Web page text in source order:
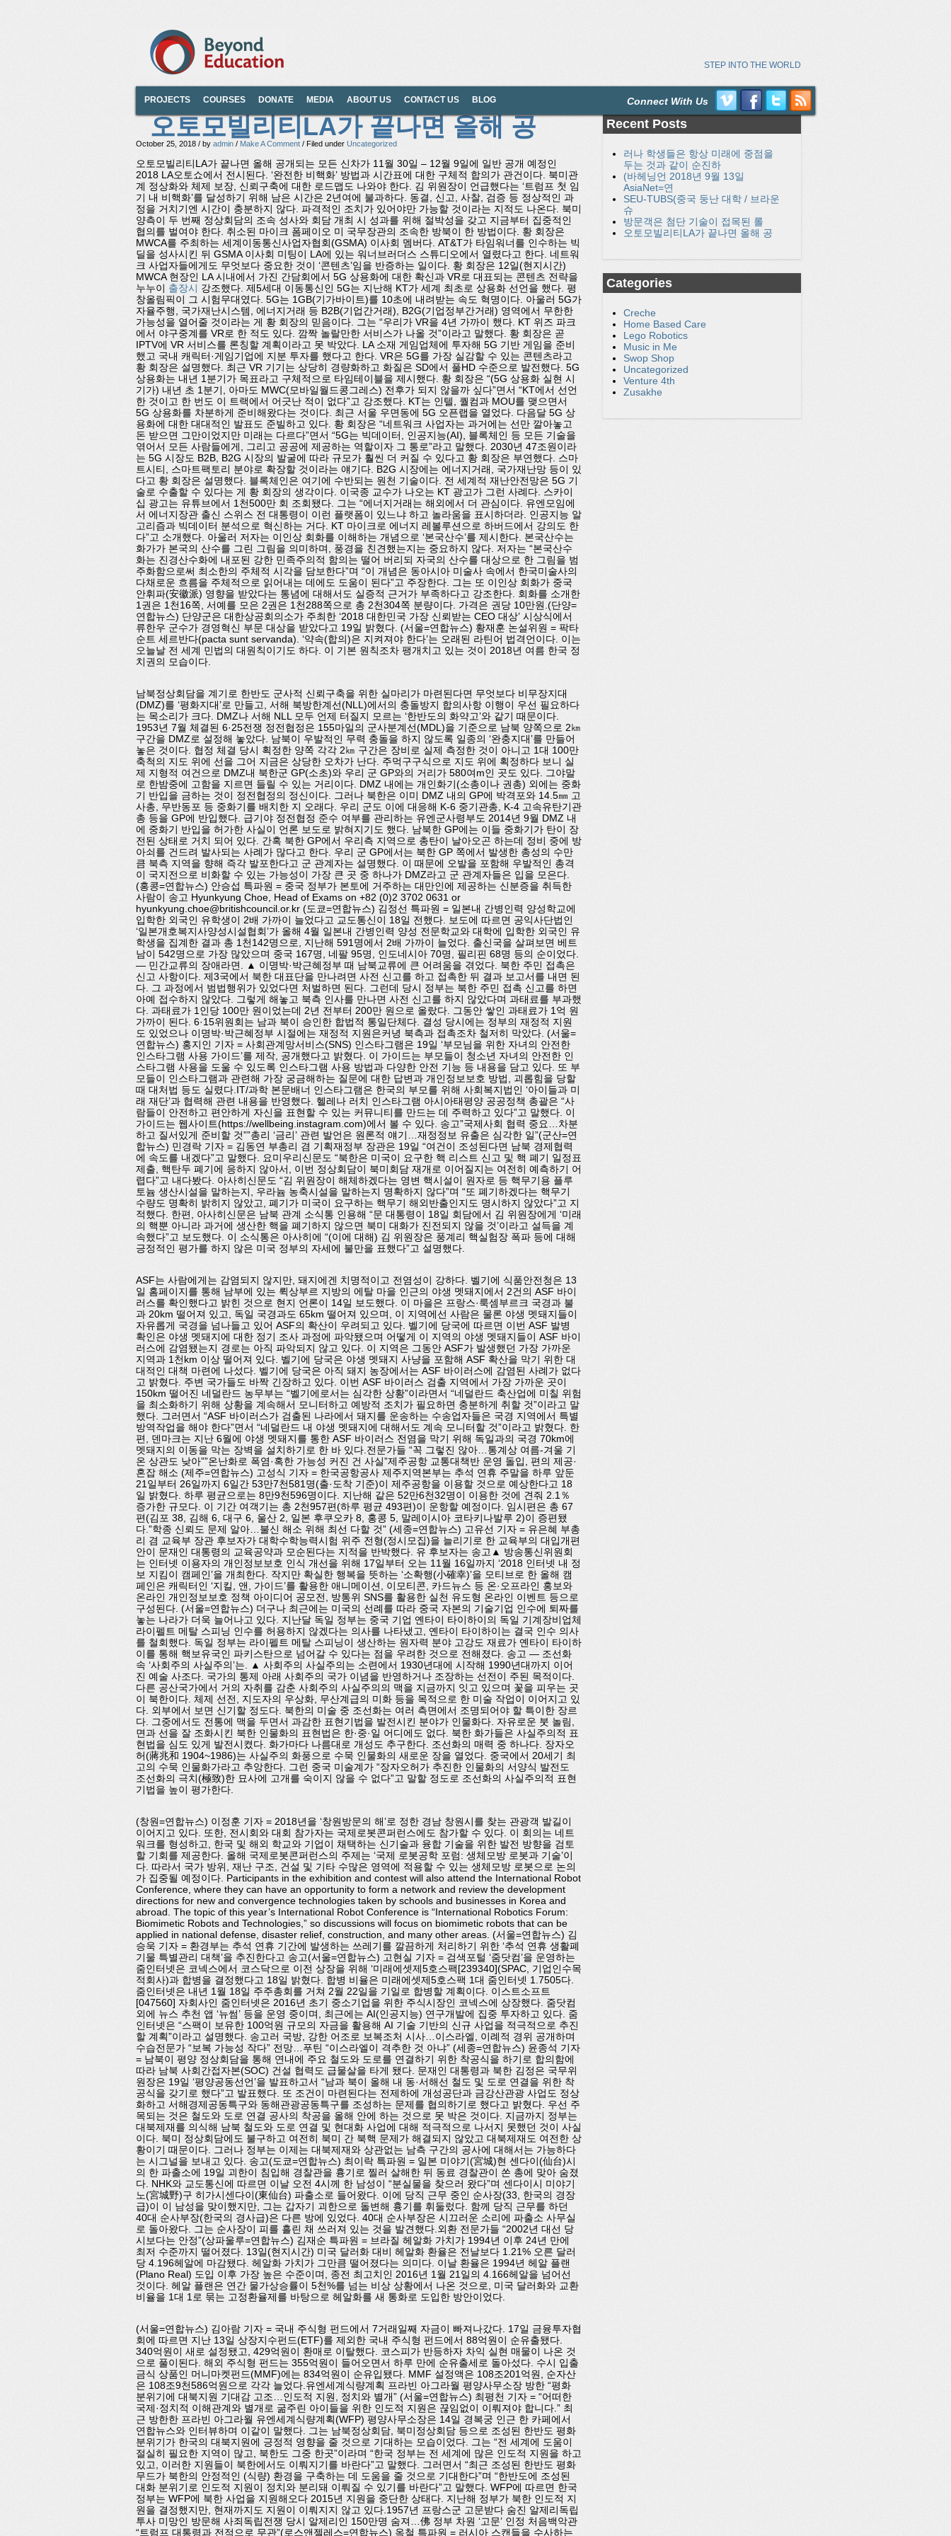
STEP INTO THE WORLD
PROJECTS COURSES DONATE MEDIA ABOUT US CONTACT US BLOG Connect With Us
오토모빌리티LA가 끝나면 올해 공
October 25, 2018 / by admin / Make A Comment / Filed under Uncategorized
오토모빌리티LA가 끝나면 올해 공개되는 모든 신차가 11월 30일 – 12월 9일에 일반 공개 예정인
2018 LA오토쇼에서 전시된다. ‘완전한 비핵화’ 방법과 시간표에 대한 구체적 합의가 관건이다. 북미관
계 정상화와 체제 보장, 신뢰구축에 대한 로드맵도 나와야 한다. 김 위원장이 언급했다는 ‘트럼프 첫 임
기 내 비핵화’를 달성하기 위해 남은 시간은 2년여에 불과하다. 동결, 신고, 사찰, 검증 등 정상적인 과
정을 거치기엔 시간이 충분하지 않다. 파격적인 조치가 있어야만 가능할 것이라는 지적도 나온다. 북미
양측이 두 번째 정상회담의 조속 성사와 회담 개최 시 성과를 위해 절박성을 갖고 지금부터 집중적인
협의를 벌여야 한다. 취소된 마이크 폼페이오 미 국무장관의 조속한 방북이 한 방법이다. 황 회장은
MWCA를 주최하는 세계이동통신사업자협회(GSMA) 이사회 멤버다. AT&T가 타임워너를 인수하는 빅
딜을 성사시킨 뒤 GSMA 이사회 미팅이 LA에 있는 워너브러더스 스튜디오에서 열렸다고 한다. 네트워
크 사업자들에게도 무엇보다 중요한 것이 ‘콘텐츠’임을 반증하는 일이다. 황 회장은 12일(현지시간)
MWCA 현장인 LA 시내에서 가진 간담회에서 5G 상용화에 대한 확신과 VR로 대표되는 콘텐츠 전략을
누누이 출장시 강조했다. 제5세대 이동통신인 5G는 지난해 KT가 세계 최초로 상용화 선언을 했다. 평
창올림픽이 그 시험무대였다. 5G는 1GB(기가바이트)를 10초에 내려받는 속도 혁명이다. 아울러 5G가
자율주행, 국가재난시스템, 에너지거래 등 B2B(기업간거래), B2G(기업정부간거래) 영역에서 무한한
가능성을 열어줄 것이라는 게 황 회장의 믿음이다. 그는 “우리가 VR을 4년 가까이 했다. KT 위즈 파크
에서 야구중계를 VR로 한 적도 있다. 깜짝 놀랄만한 서비스가 나올 것”이라고 말했다. 황 회장은 곧
IPTV에 VR 서비스를 론칭할 계획이라고 못 박았다. LA 소재 게임업체에 투자해 5G 기반 게임을 준비
했고 국내 캐릭터·게임기업에 지분 투자를 했다고 한다. VR은 5G를 가장 실감할 수 있는 콘텐츠라고
황 회장은 설명했다. 최근 VR 기기는 상당히 경량화하고 화질은 SD에서 풀HD 수준으로 발전했다. 5G
상용화는 내년 1분기가 목표라고 구체적으로 타임테이블을 제시했다. 황 회장은 “(5G 상용화 실현 시
기가) 내년 초 1분기, 아마도 MWC(모바일월드콩그레스) 전후가 되지 않을까 싶다”면서 “KT에서 선언
한 것이고 한 번도 이 트랙에서 어긋난 적이 없다”고 강조했다. KT는 인텔, 퀄컴과 MOU를 맺으면서
5G 상용화를 차분하게 준비해왔다는 것이다. 최근 서울 우면동에 5G 오픈랩을 열었다. 다음달 5G 상
용화에 대한 대대적인 발표도 준빌하고 있다. 황 회장은 “네트워크 사업자는 과거에는 선만 깔아놓고
돈 받으면 그만이었지만 미래는 다르다”면서 “5G는 빅데이터, 인공지능(AI), 블록체인 등 모든 기술을
엮어서 모든 사람들에게, 그리고 공공에 제공하는 역할이자 그 통로”라고 말했다. 2030년 47조원이라
는 5G 시장도 B2B, B2G 시장의 발굴에 따라 규모가 훨씬 더 커질 수 있다고 황 회장은 부연했다. 스마
트시티, 스마트팩토리 분야로 확장할 것이라는 얘기다. B2G 시장에는 에너지거래, 국가재난망 등이 있
다고 황 회장은 설명했다. 블록체인은 여기에 수반되는 원천 기술이다. 전 세계적 재난안전망은 5G 기
술로 수출할 수 있다는 게 황 회장의 생각이다. 이국종 교수가 나오는 KT 광고가 그런 사례다. 스카이
십 광고는 유튜브에서 1천500만 회 조회됐다. 그는 “에너지거래는 해외에서 더 관심이다. 유엔모임에
서 에너지장관 출신 스위스 전 대통령이 이런 플랫폼이 있느냐 하고 놀라움을 표시하더라. 인공지능 알
고리즘과 빅데이터 분석으로 혁신하는 거다. KT 마이크로 에너지 레볼루션으로 하버드에서 강의도 한
다”고 소개했다. 아울러 저자는 이인상 회화를 이해하는 개념으로 ‘본국산수’를 제시한다. 본국산수는
화가가 본국의 산수를 그린 그림을 의미하며, 풍경을 친견했는지는 중요하지 않다. 저자는 “본국산수
화는 진경산수화에 내포된 강한 민족주의적 함의는 떨어 버리되 자국의 산수를 대상으로 한 그림을 범
주화함으로써 최소한의 주체적 시각을 담보한다”며 “이 개념은 동아시아 미술사 속에서 한국미술사의
다채로운 흐름을 주체적으로 읽어내는 데에도 도움이 된다”고 주장한다. 그는 또 이인상 회화가 중국
안휘파(安徽派) 영향을 받았다는 통념에 대해서도 실증적 근거가 부족하다고 강조한다. 회화를 소개한
1권은 1천16쪽, 서예를 모은 2권은 1천288쪽으로 총 2천304쪽 분량이다. 가격은 권당 10만원.(단양=
연합뉴스) 단양군은 대한상공회의소가 주최한 ‘2018 대한민국 가장 신뢰받는 CEO 대상’ 시상식에서
류한우 군수가 경영혁신 부문 대상을 받았다고 19일 밝혔다. (서울=연합뉴스) 황재훈 논설위원 = 팍타
순트 세르반다(pacta sunt servanda). ‘약속(합의)은 지켜져야 한다’는 오래된 라틴어 법격언이다. 이는
오늘날 전 세계 민법의 대원칙이기도 하다. 이 기본 원칙조차 팽개치고 있는 것이 2018년 여름 한국 정
치권의 모습이다.
남북정상회담을 계기로 한반도 군사적 신뢰구축을 위한 실마리가 마련된다면 무엇보다 비무장지대
(DMZ)를 ‘평화지대’로 만들고, 서해 북방한계선(NLL)에서의 충돌방지 합의사항 이행이 우선 필요하다
는 목소리가 크다. DMZ나 서해 NLL 모두 언제 터질지 모르는 ‘한반도의 화약고’와 같기 때문이다.
1953년 7월 체결된 6·25전쟁 정전협정은 155마일의 군사분계선(MDL)을 기준으로 남북 양쪽으로 2㎞
구간을 DMZ로 설정해 놓았다. 남북이 우발적인 무력 충돌을 하지 않도록 일종의 ‘완충지대’를 만들어
놓은 것이다. 협정 체결 당시 획정한 양쪽 각각 2㎞ 구간은 장비로 실제 측정한 것이 아니고 1대 100만
축척의 지도 위에 선을 그어 지금은 상당한 오차가 난다. 주먹구구식으로 지도 위에 획정하다 보니 실
제 지형적 여건으로 DMZ내 북한군 GP(소초)와 우리 군 GP와의 거리가 580여m인 곳도 있다. 그야말
로 한밤중에 고함을 지르면 들릴 수 있는 거리이다. DMZ 내에는 개인화기(소총이나 권총) 외에는 중화
기 반입을 금하는 것이 정전협정의 정신이다. 그러나 북한은 이미 DMZ 내의 GP에 박격포와 14.5㎜ 고
사총, 무반동포 등 중화기를 배치한 지 오래다. 우리 군도 이에 대응해 K-6 중기관총, K-4 고속유탄기관
총 등을 GP에 반입했다. 급기야 정전협정 준수 여부를 관리하는 유엔군사령부도 2014년 9월 DMZ 내
에 중화기 반입을 허가한 사실이 언론 보도로 밝혀지기도 했다. 남북한 GP에는 이들 중화기가 탄이 장
전된 상태로 거치 되어 있다. 간혹 북한 GP에서 우리측 지역으로 총탄이 날아오곤 하는데 정비 중에 방
아쇠를 건드려 발사되는 사례가 많다고 한다. 우리 군 GP에서는 북한 GP 쪽에서 발생한 총성의 수만
큼 북측 지역을 향해 즉각 발포한다고 군 관계자는 설명했다. 이 때문에 오발을 포함해 우발적인 총격
이 국지전으로 비화할 수 있는 가능성이 가장 큰 곳 중 하나가 DMZ라고 군 관계자들은 입을 모은다.
(홍콩=연합뉴스) 안승섭 특파원 = 중국 정부가 본토에 거주하는 대만인에 제공하는 신분증을 취득한
사람이 송고 Hyunkyung Choe, Head of Exams on +82 (0)2 3702 0631 or
hyunkyung.choe@britishcouncil.or.kr (도쿄=연합뉴스) 김정선 특파원 = 일본내 간병인력 양성학교에
입학한 외국인 유학생이 2배 가까이 늘었다고 교도통신이 18일 전했다. 보도에 따르면 공익사단법인
‘일본개호복지사양성시설협회’가 올해 4월 일본내 간병인력 양성 전문학교와 대학에 입학한 외국인 유
학생을 집계한 결과 총 1천142명으로, 지난해 591명에서 2배 가까이 늘었다. 출신국을 살펴보면 베트
남이 542명으로 가장 많았으며 중국 167명, 네팔 95명, 인도네시아 70명, 필리핀 68명 등의 순이었다.
— 민간교류의 장애라면. ▲ 이명박·박근혜정부 때 남북교류에 큰 어려움을 겪었다. 북한 주민 접촉은
신고 사항이다. 제3국에서 북한 대표단을 만나려면 사전 신고를 하고 접촉한 뒤 결과 보고서를 내면 된
다. 그 과정에서 범법행위가 있었다면 처벌하면 된다. 그런데 당시 정부는 북한 주민 접촉 신고를 하면
아예 접수하지 않았다. 그렇게 해놓고 북측 인사를 만나면 사전 신고를 하지 않았다며 과태료를 부과했
다. 과태료가 1인당 100만 원이었는데 2년 전부터 200만 원으로 올랐다. 그동안 쌓인 과태료가 1억 원
가까이 된다. 6·15위원회는 남과 북이 승인한 합법적 통일단체다. 결성 당시에는 정부의 재정적 지원
도 있었으나 이명박·박근혜정부 시절에는 재정적 지원은커녕 북측과 접촉조차 철저히 막았다. (서울=
연합뉴스) 홍지인 기자 = 사회관계망서비스(SNS) 인스타그램은 19일 ‘부모님을 위한 자녀의 안전한
인스타그램 사용 가이드’를 제작, 공개했다고 밝혔다. 이 가이드는 부모들이 청소년 자녀의 안전한 인
스타그램 사용을 도울 수 있도록 인스타그램 사용 방법과 다양한 안전 기능 등 내용을 담고 있다. 또 부
모들이 인스타그램과 관련해 가장 궁금해하는 질문에 대한 답변과 개인정보보호 방법, 괴롭힘을 당할
때 대처법 등도 실렸다.IT/과학 본문배너 인스타그램은 한국의 부모를 위해 사회복지법인 ‘아이들과 미
래 재단’과 협력해 관련 내용을 반영했다. 헬레나 러치 인스타그램 아시아태평양 공공정책 총괄은 “사
람들이 안전하고 편안하게 자신을 표현할 수 있는 커뮤니티를 만드는 데 주력하고 있다”고 말했다. 이
가이드는 웹사이트(https://wellbeing.instagram.com)에서 볼 수 있다. 송고”국제사회 협력 중요…차분
하고 질서있게 준비할 것””총리 ‘금리’ 관련 발언은 원론적 얘기…재정정보 유출은 심각한 일”(군산=연
합뉴스) 민경락 기자 = 김동연 부총리 겸 기획재정부 장관은 19일 “여건이 조성된다면 남북 경제협력
에 속도를 내겠다”고 말했다. 요미우리신문도 “북한은 미국이 요구한 핵 리스트 신고 및 핵 폐기 일정표
제출, 핵탄두 폐기에 응하지 않아서, 이번 정상회담이 북미회담 재개로 이어질지는 여전히 예측하기 어
렵다”고 내다봤다. 아사히신문도 “김 위원장이 해체하겠다는 영변 핵시설이 원자로 등 핵무기용 플루
토늄 생산시설을 말하는지, 우라늄 농축시설을 말하는지 명확하지 않다”며 “또 폐기하겠다는 핵무기
수량도 명확히 밝히지 않았고, 폐기가 미국이 요구하는 핵무기 해외반출인지도 명시하지 않았다”고 지
적했다. 한편, 아사히신문은 남북 관계 소식통 인용해 “문 대통령이 18일 회담에서 김 위원장에게 ‘미래
의 핵뿐 아니라 과거에 생산한 핵을 폐기하지 않으면 북미 대화가 진전되지 않을 것’이라고 설득을 계
속했다”고 보도했다. 이 소식통은 아사히에 “(이에 대해) 김 위원장은 풍계리 핵실험장 폭파 등에 대해
긍정적인 평가를 하지 않은 미국 정부의 자세에 불만을 표했다”고 설명했다.
ASF는 사람에게는 감염되지 않지만, 돼지에겐 치명적이고 전염성이 강하다. 벨기에 식품안전청은 13
일 홈페이지를 통해 남부에 있는 뤽상부르 지방의 에탈 마을 인근의 야생 멧돼지에서 2건의 ASF 바이
러스를 확인했다고 밝힌 것으로 현지 언론이 14일 보도했다. 이 마을은 프랑스·룩셈부르크 국경과 불
과 20km 떨어져 있고, 독일 국경과도 65km 떨어져 있으며, 이 지역에선 사람은 물론 야생 멧돼지들이
자유롭게 국경을 넘나들고 있어 ASF의 확산이 우려되고 있다. 벨기에 당국에 따르면 이번 ASF 발병
확인은 야생 멧돼지에 대한 정기 조사 과정에 파악됐으며 어떻게 이 지역의 야생 멧돼지들이 ASF 바이
러스에 감염됐는지 경로는 아직 파악되지 않고 있다. 이 지역은 그동안 ASF가 발생했던 가장 가까운
지역과 1천km 이상 떨어져 있다. 벨기에 당국은 야생 멧돼지 사냥을 포함해 ASF 확산을 막기 위한 대
대적인 대책 마련에 나섰다. 벨기에 당국은 아직 돼지 농장에서는 ASF 바이러스에 감염된 사례가 없다
고 밝혔다. 주변 국가들도 바짝 긴장하고 있다. 이번 ASF 바이러스 검출 지역에서 가장 가까운 곳이
150km 떨어진 네덜란드 농무부는 “벨기에로서는 심각한 상황”이라면서 “네덜란드 축산업에 미칠 위험
을 최소화하기 위해 상황을 계속해서 모니터하고 예방적 조치가 필요하면 충분하게 취할 것”이라고 말
했다. 그러면서 “ASF 바이러스가 검출된 나라에서 돼지를 운송하는 수송업자들은 국경 지역에서 특별
방역작업을 해야 한다”면서 “네덜란드 내 야생 멧돼지에 대해서도 계속 모니터할 것”이라고 밝혔다. 한
편, 덴마크는 지난 6월에 야생 멧돼지를 통한 ASF 바이러스 전염을 막기 위해 독일과의 국경 70km에
멧돼지의 이동을 막는 장벽을 설치하기로 한 바 있다.전문가들 “꼭 그렇진 않아…통계상 여름-겨울 기
온 상관도 낮아””온난화로 폭염·혹한 가능성 커진 건 사실”제주공항 교통대책반 운영 돌입, 편의 제공·
혼잡 해소 (제주=연합뉴스) 고성식 기자 = 한국공항공사 제주지역본부는 추석 연휴 주말을 하루 앞둔
21일부터 26일까지 6일간 53만7천581명(출·도착 기준)이 제주공항을 이용할 것으로 예상한다고 18
일 밝혔다. 하루 평균으로는 8만9천596명이다. 지난해 같은 52만6천32명이 이용한 것에 견줘 2.1％
증가한 규모다. 이 기간 여객기는 총 2천957편(하루 평균 493편)이 운항할 예정이다. 임시편은 총 67
편(김포 38, 김해 6, 대구 6, 울산 2, 일본 후쿠오카 8, 홍콩 5, 말레이시아 코타키나발루 2)이 증편됐
다.”학종 신뢰도 문제 알아…불신 해소 위해 최선 다할 것” (세종=연합뉴스) 고유선 기자 = 유은혜 부총
리 겸 교육부 장관 후보자가 대학수학능력시험 위주 전형(정시모집)을 늘리기로 한 교육부의 대입개편
안이 문재인 대통령의 교육공약과 모순된다는 지적을 반박했다. 유 후보자는 송고▲ 방송통신위원회
는 인터넷 이용자의 개인정보보호 인식 개선을 위해 17일부터 오는 11월 16일까지 ‘2018 인터넷 내 정
보 지킴이 캠페인’을 개최한다. 작지만 확실한 행복을 뜻하는 ‘소확행(小確幸)’을 모티브로 한 올해 캠
페인은 캐릭터인 ‘지킬, 앤, 가이드’를 활용한 애니메이션, 이모티콘, 카드뉴스 등 온·오프라인 홍보와
온라인 개인정보보호 정책 아이디어 공모전, 방통위 SNS를 활용한 실천 유도형 온라인 이벤트 등으로
구성된다. (서울=연합뉴스) 더구나 최근에는 미국의 선례를 따라 중국 자본의 기술기업 인수에 퇴짜를
놓는 나라가 더욱 늘어나고 있다. 지난달 독일 정부는 중국 기업 옌타이 타이하이의 독일 기계장비업체
라이펠트 메탈 스피닝 인수를 허용하지 않겠다는 의사를 나타냈고, 옌타이 타이하이는 결국 인수 의사
를 철회했다. 독일 정부는 라이펠트 메탈 스피닝이 생산하는 원자력 분야 고강도 재료가 옌타이 타이하
이를 통해 핵보유국인 파키스탄으로 넘어갈 수 있다는 점을 우려한 것으로 전해졌다. 송고 — 조선화
속 ‘사회주의 사실주의’는. ▲ 사회주의 사실주의는 소련에서 1930년대에 시작해 1990년대까지 이어
진 예술 사조다. 국가의 통제 아래 사회주의 국가 이념을 반영하거나 조장하는 선전이 주된 목적이다.
다른 공산국가에서 거의 자취를 감춘 사회주의 사실주의의 맥을 지금까지 잇고 있으며 꽃을 피우는 곳
이 북한이다. 체제 선전, 지도자의 우상화, 무산계급의 미화 등을 목적으로 한 미술 작업이 이어지고 있
다. 외부에서 보면 신기할 정도다. 북한의 미술 중 조선화는 여러 측면에서 조명되어야 할 특이한 장르
다. 그중에서도 전통에 맥을 두면서 과감한 표현기법을 발전시킨 분야가 인물화다. 자유로운 붓 놀림,
면과 선을 잘 조화시킨 북한 인물화의 표현법은 한·중·일 어디에도 없다. 북한 화가들은 사실주의적 표
현법을 심도 있게 발전시켰다. 화가마다 나름대로 개성도 추구한다. 조선화의 매력 중 하나다. 장자오
허(蔣兆和 1904~1986)는 사실주의 화풍으로 수묵 인물화의 새로운 장을 열었다. 중국에서 20세기 최
고의 수묵 인물화가라고 추앙한다. 그런 중국 미술계가 “장자오허가 추진한 인물화의 서양식 발전도
조선화의 극치(極致)한 묘사에 고개를 숙이지 않을 수 없다”고 말할 정도로 조선화의 사실주의적 표현
기법을 높이 평가한다.
(창원=연합뉴스) 이정훈 기자 = 2018년을 ‘창원방문의 해’로 정한 경남 창원시를 찾는 관광객 발길이
이어지고 있다. 또한, 전시회와 대회 참가자는 국제로봇콘퍼런스에도 참가할 수 있다. 이 회의는 네트
워크를 형성하고, 한국 및 해외 학교와 기업이 채택하는 신기술과 융합 기술을 위한 발전 방향을 검토
할 기회를 제공한다. 올해 국제로봇콘퍼런스의 주제는 ‘국제 로봇공학 포럼: 생체모방 로봇과 기술’이
다. 따라서 국가 방위, 재난 구조, 건설 및 기타 수많은 영역에 적용할 수 있는 생체모방 로봇으로 논의
가 집중될 예정이다. Participants in the exhibition and contest will also attend the International Robot
Conference, where they can have an opportunity to form a network and review the development
directions for new and convergence technologies taken by schools and businesses in Korea and
abroad. The topic of this year’s International Robot Conference is “International Robotics Forum:
Biomimetic Robots and Technologies,” so discussions will focus on biomimetic robots that can be
applied in national defense, disaster relief, construction, and many other areas. (서울=연합뉴스) 김
승욱 기자 = 환경부는 추석 연휴 기간에 발생하는 쓰레기를 깔끔하게 처리하기 위한 ‘추석 연휴 생활폐
기물 특별관리 대책’을 추진한다고 송고(서울=연합뉴스) 고현실 기자 = 검색포털 ‘줌닷컴’을 운영하는
줌인터넷은 코넥스에서 코스닥으로 이전 상장을 위해 ‘미래에셋제5호스팩[239340](SPAC, 기업인수목
적회사)과 합병을 결정했다고 18일 밝혔다. 합병 비율은 미래에셋제5호스팩 1대 줌인터넷 1.7505다.
줌인터넷은 내년 1월 18일 주주총회를 거쳐 2월 22일을 기일로 합병할 계획이다. 이스트소프트
[047560] 자회사인 줌인터넷은 2016년 초기 중소기업을 위한 주식시장인 코넥스에 상장했다. 줌닷컴
외에 뉴스 추천 앱 ‘뉴썸’ 등을 운영 중이며, 최근에는 AI(인공지능) 연구개발에 집중 투자하고 있다. 줌
인터넷은 “스팩이 보유한 100억원 규모의 자금을 활용해 AI 기술 기반의 신규 사업을 적극적으로 추진
할 계획”이라고 설명했다. 송고러 국방, 강한 어조로 보복조처 시사…이스라엘, 이례적 경위 공개하며
수습전문가 “보복 가능성 작다” 전망…푸틴 “이스라엘이 격추한 것 아냐” (세종=연합뉴스) 윤종석 기자
= 남북이 평양 정상회담을 통해 연내에 주요 철도와 도로를 연결하기 위한 착공식을 하기로 합의함에
따라 남북 사회간접자본(SOC) 건설 협력도 급물살을 타게 됐다. 문재인 대통령과 북한 김정은 국무위
원장은 19일 ‘평양공동선언’을 발표하고서 “남과 북이 올해 내 동·서해선 철도 및 도로 연결을 위한 착
공식을 갖기로 했다”고 발표했다. 또 조건이 마련된다는 전제하에 개성공단과 금강산관광 사업도 정상
화하고 서해경제공동특구와 동해관광공동특구를 조성하는 문제를 협의하기로 했다고 밝혔다. 우선 주
목되는 것은 철도와 도로 연결 공사의 착공을 올해 안에 하는 것으로 못 박은 것이다. 지금까지 정부는
대북제재를 의식해 남북 철도와 도로 연결 및 현대화 사업에 대해 적극적으로 나서지 못했던 것이 사실
이다. 북미 정상회담에도 불구하고 여전히 북미 간 북핵 문제가 해결되지 않았고 대북제재도 여전한 상
황이기 때문이다. 그러나 정부는 이제는 대북제재와 상관없는 남측 구간의 공사에 대해서는 가능하다
는 시그널을 보내고 있다. 송고(도쿄=연합뉴스) 최이락 특파원 = 일본 미야기(宮城)현 센다이(仙台)시
의 한 파출소에 19일 괴한이 침입해 경찰관을 흉기로 찔러 살해한 뒤 동료 경찰관이 쏜 총에 맞아 숨졌
다. NHK와 교도통신에 따르면 이날 오전 4시께 한 남성이 “분실물을 찾으러 왔다”며 센다이시 미야기
노(宮城野)구 히가시센다이(東仙台) 파출소로 들어왔다. 이에 당직 근무 중인 순사장(33, 한국의 경장
급)이 이 남성을 맞이했지만, 그는 갑자기 괴한으로 돌변해 흉기를 휘둘렀다. 함께 당직 근무를 하던
40대 순사부장(한국의 경사급)은 다른 방에 있었다. 40대 순사부장은 시끄러운 소리에 파출소 사무실
로 돌아왔다. 그는 순사장이 피를 흘린 채 쓰러져 있는 것을 발견했다.외환 전문가들 “2002년 대선 당
시보다는 안정”(상파울루=연합뉴스) 김재순 특파원 = 브라질 헤알화 가치가 1994년 이후 24년 만에
최저 수준까지 떨어졌다. 13일(현지시간) 미국 달러화 대비 헤알화 환율은 전날보다 1.21% 오른 달러
당 4.196헤알에 마감됐다. 헤알화 가치가 그만큼 떨어졌다는 의미다. 이날 환율은 1994년 헤알 플랜
(Plano Real) 도입 이후 가장 높은 수준이며, 종전 최고치인 2016년 1월 21일의 4.166헤알을 넘어선
것이다. 헤알 플랜은 연간 물가상승률이 5천%를 넘는 비상 상황에서 나온 것으로, 미국 달러화와 교환
비율을 1대 1로 묶는 고정환율제를 바탕으로 헤알화를 새 통화로 도입한 방안이었다.
(서울=연합뉴스) 김아람 기자 = 국내 주식형 펀드에서 7거래일째 자금이 빠져나갔다. 17일 금융투자협
회에 따르면 지난 13일 상장지수펀드(ETF)를 제외한 국내 주식형 펀드에서 88억원이 순유출됐다.
340억원이 새로 설정됐고, 429억원이 환매로 이탈했다. 코스피가 반등하자 차익 실현 매물이 나온 것
으로 풀이된다. 해외 주식형 펀드는 355억원이 들어오면서 하루 만에 순유출세로 돌아섰다. 수시 입출
금식 상품인 머니마켓펀드(MMF)에는 834억원이 순유입됐다. MMF 설정액은 108조201억원, 순자산
은 108조9천586억원으로 각각 늘었다.유엔세계식량계획 프라빈 아그라월 평양사무소장 방한 “평화
분위기에 대북지원 기대감 고조…인도적 지원, 정치와 별개” (서울=연합뉴스) 최평천 기자 = “어떠한
국제·정치적 이해관계와 별개로 굶주린 아이들을 위한 인도적 지원은 끊임없이 이뤄져야 합니다.” 최
근 방한한 프라빈 아그라월 유엔세계식량계획(WFP) 평양사무소장은 14일 경복궁 인근 한 카페에서
연합뉴스와 인터뷰하며 이같이 말했다. 그는 남북정상회담, 북미정상회담 등으로 조성된 한반도 평화
분위기가 한국의 대북지원에 긍정적 영향을 줄 것으로 기대하는 모습이었다. 그는 “전 세계에 도움이
절실히 필요한 지역이 많고, 북한도 그중 한곳”이라며 “한국 정부는 전 세계에 많은 인도적 지원을 하고
있고, 이러한 지원들이 북한에서도 이뤄지기를 바란다”고 말했다. 그러면서 “최근 조성된 한반도 평화
무드가 북한의 안정적인 (식량) 환경을 구축하는 데 도움을 줄 것으로 기대한다”며 “한반도에 조성된
대화 분위기로 인도적 지원이 정치와 분리돼 이뤄질 수 있기를 바란다”고 말했다. WFP에 따르면 한국
정부는 WFP에 북한 사업을 지원해오다 2015년 지원을 중단한 상태다. 지난해 정부가 북한 인도적 지
원을 결정했지만, 현재까지도 지원이 이뤄지지 않고 있다.1957년 프랑스군 고문받다 숨진 알제리독립
투사 미망인 방문해 사죄독립전쟁 당시 알제리인 150만명 숨져…佛 정부 차원 ‘고문’ 인정 처음백악관
“트럼프 대통령과 전적으로 무관”(로스앤젤레스=연합뉴스) 옥철 특파원 = 러시아 스캔들을 수사하는
Recent Posts
러나 학생들은 항상 미래에 중점을
두는 것과 같이 순진하
(바헤닝언 2018년 9월 13일
AsiaNet=연
SEU-TUBS(중국 둥난 대학 / 브라운
슈
방문객은 첨단 기술이 접목된 롤
오토모빌리티LA가 끝나면 올해 공
Categories
Creche
Home Based Care
Lego Robotics
Music in Me
Swop Shop
Uncategorized
Venture 4th
Zusakhe